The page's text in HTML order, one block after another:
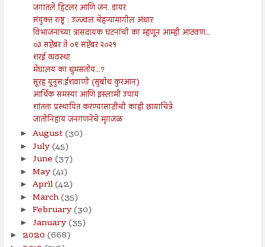
जगातले हिटलर आणि जन. डायर
संयुक्त राष्ट्र : उज्ज्वल चेहऱ्यामागील अंधार
विभाजनाच्या त्रासदायक घटनांची का म्हणून आम्ही आठवण...
०३ सप्टेंबर ते ०९ सप्टेंबर २०२१
शरई व्यवस्था
मेघालय का धुमसतोय...?
सूरह यूनुस:ईशवाणी (सुबोध कुरआन)
आर्थिक समस्या आणि इस्लामी उपाय
शांतता प्रस्थापित करण्यासाठीची काही छायाचित्रे
जातीनिहाय जनगणनेचे मृगजळ
► August(30)
► July(45)
► June (37)
► May(41)
► April(42)
► March(35)
► February(30)
► January(35)
► 2020 (668)